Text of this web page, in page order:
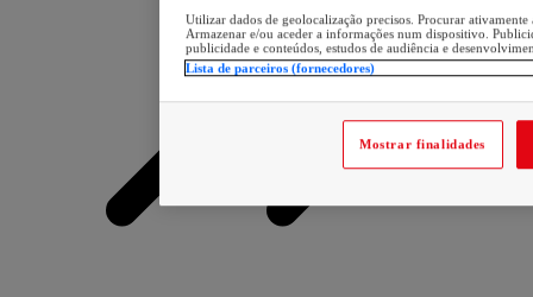
Utilizar dados de geolocalização precisos. Procurar
Armazenar e/ou aceder a informações num dispositivo.
publicidade e conteúdos, estudos de audiência e
Lista de parceiros (fornecedores)
Mostrar finalidades